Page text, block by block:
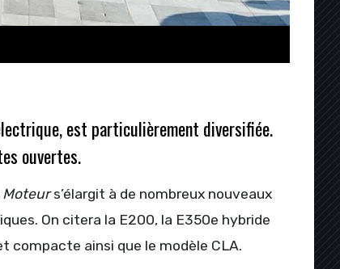
est particulièrement diversifiée.
ouvertes.
Moteurs’élargit à de nombreux nouveaux
On citera la E200, la E350e hybride
compacte ainsi que le modèle CLA.